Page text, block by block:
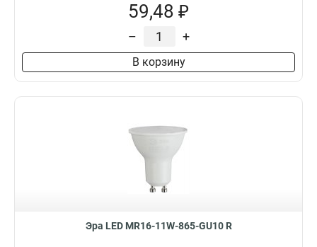
59,48 ₽
– +
В корзину
Эра LED MR16-11W-865-GU10 R